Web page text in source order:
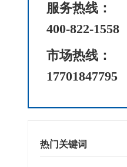
服务热线：
400-822-1558
市场热线：
17701847795
热门关键词